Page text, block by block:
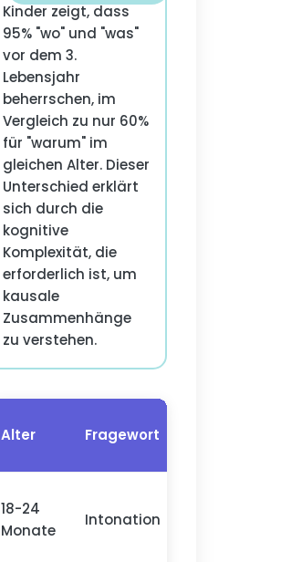
Kinder zeigt, dass
95% "wo" und "was"
vor dem 3.
Lebensjahr
beherrschen, im
Vergleich zu nur 60%
für "warum" im
gleichen Alter. Dieser
Unterschied erklärt
sich durch die
kognitive
Komplexität, die
erforderlich ist, um
kausale
Zusammenhänge
zu verstehen.
Alter Fragewort
18-24
Monate
Intonation